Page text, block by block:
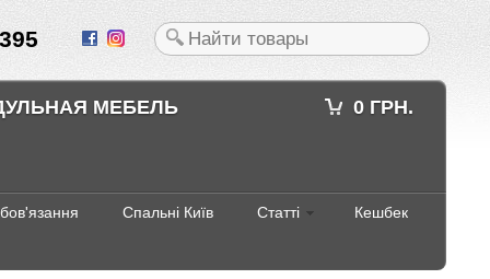
0 ГРН.
МЕБЕЛЬ
Спальні Київ Статті Кешбек